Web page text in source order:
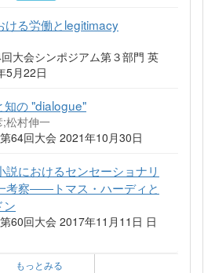
ける労働とlegitimacy
大会シンポジアム第３部門 英
5月22日
の "dialogue"
松村伸一
64回大会 2021年10月30日
説におけるセンセーショナリ
考察――トマス・ハーディと
ン
60回大会 2017年11月11日 日
もっとみる